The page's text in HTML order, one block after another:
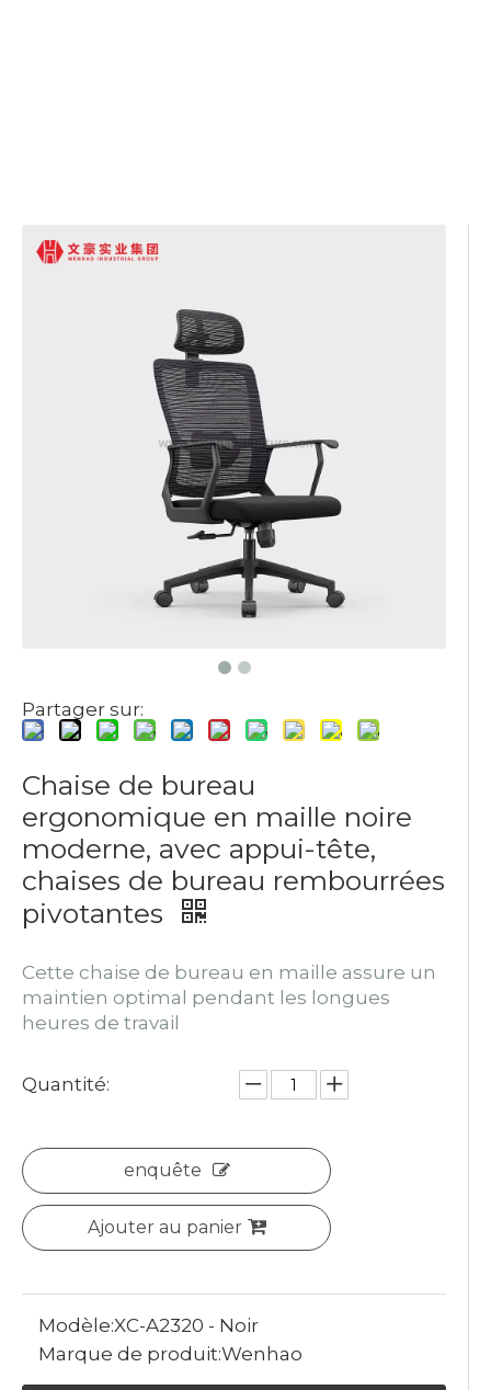
Partager sur:
Chaise de bureau
ergonomique en maille noire
moderne, avec appui-tête,
chaises de bureau rembourrées
pivotantes
Cette chaise de bureau en maille assure un
maintien optimal pendant les longues
heures de travail
Quantité:
enquête
Ajouter au panier
Modèle:XC-A2320 - Noir
Marque de produit:Wenhao